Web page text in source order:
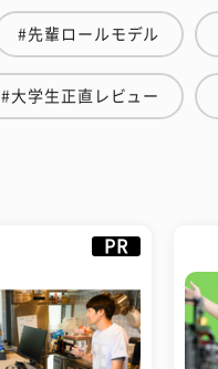
#先輩ロールモデル
#大学生正直レビュー
PR